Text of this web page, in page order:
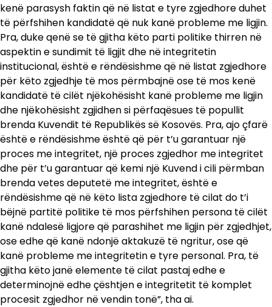
kenë parasysh faktin që në listat e tyre zgjedhore duhet
të përfshihen kandidatë që nuk kanë probleme me ligjin.
Pra, duke qenë se të gjitha këto parti politike thirren në
aspektin e sundimit të ligjit dhe në integritetin
institucional, është e rëndësishme që në listat zgjedhore
për këto zgjedhje të mos përmbajnë ose të mos kenë
kandidatë të cilët njëkohësisht kanë probleme me ligjin
dhe njëkohësisht zgjidhen si përfaqësues të popullit
brenda Kuvendit të Republikës së Kosovës. Pra, ajo çfarë
është e rëndësishme është që për t’u garantuar një
proces me integritet, një proces zgjedhor me integritet
dhe për t’u garantuar që kemi një Kuvend i cili përmban
brenda vetes deputetë me integritet, është e
rëndësishme që në këto lista zgjedhore të cilat do t’i
bëjnë partitë politike të mos përfshihen persona të cilët
kanë ndalesë ligjore që parashihet me ligjin për zgjedhjet,
ose edhe që kanë ndonjë aktakuzë të ngritur, ose që
kanë probleme me integritetin e tyre personal. Pra, të
gjitha këto janë elemente të cilat pastaj edhe e
determinojnë edhe çështjen e integritetit të komplet
procesit zgjedhor në vendin tonë”, tha ai.